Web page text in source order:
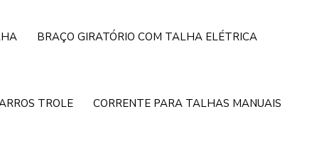
BRAÇO GIRATÓRIO COM TALHA ELÉTRICA
TROLE CORRENTE PARA TALHAS MANUAIS